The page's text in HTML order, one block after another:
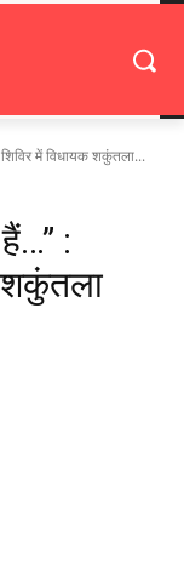
में विधायक शकुंतला...
:
शकुंतला